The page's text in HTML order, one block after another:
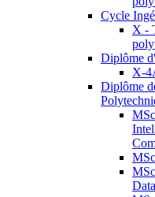
Cycle
X -
Diplôme
X-
Diplôme